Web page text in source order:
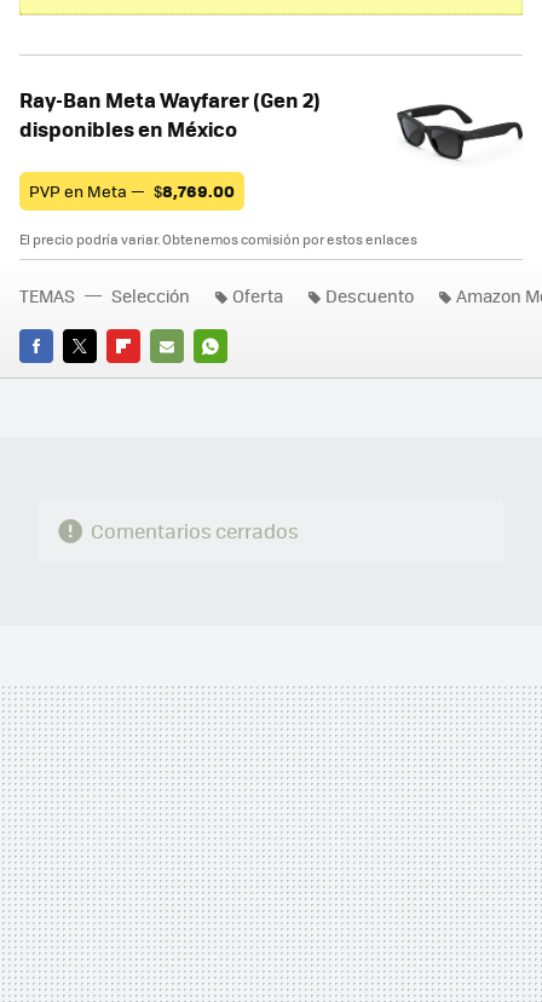
Ray-Ban Meta Wayfarer (Gen 2)
disponibles en México
PVP en Meta — $8,769.00
El precio podría variar. Obtenemos comisión por estos enlaces
FACEBOOK
TWITTERFLIPBOARD
E-
WHATSAPP
TEMAS Selección Oferta Descuento Amazon
Comentarios cerrados